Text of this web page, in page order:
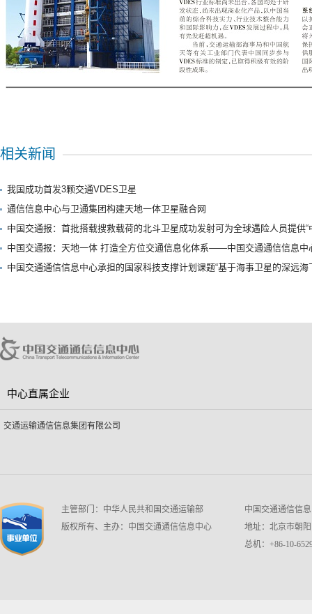
相关新闻
我国成功首发3颗交通VDES卫星
通信信息中心与卫通集团构建天地一体卫星融合网
中国交通报：首批搭载搜救载荷的北斗卫星成功发射可为全球遇险人员提供“
中国交通报：天地一体 打造全方位交通信息化体系——中国交通通信信息中
中国交通通信信息中心承担的国家科技支撑计划课题“基于海事卫星的深远
中心直属企业
交通运输通信信息集团有限公司
主管部门：中华人民共和国交通运输部
版权所有、主办：中国交通通信信息中心
中国交通通信信
地址：北京市朝
总机：+86-10-